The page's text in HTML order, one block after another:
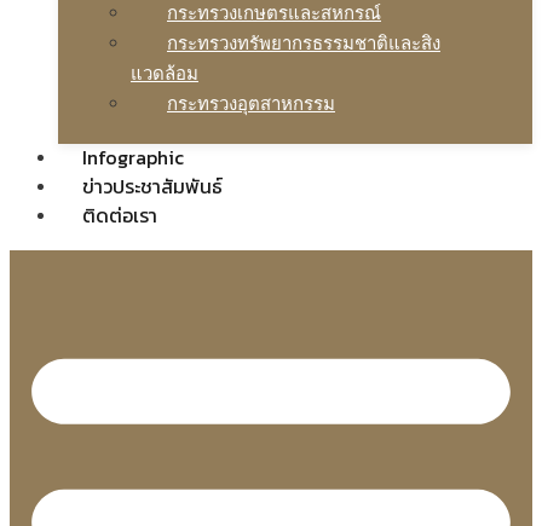
กระทรวงเกษตรและสหกรณ์
กระทรวงทรัพยากรธรรมชาติและสิง
แวดล้อม
กระทรวงอุตสาหกรรม
Infographic
ข่าวประชาสัมพันธ์
ติดต่อเรา